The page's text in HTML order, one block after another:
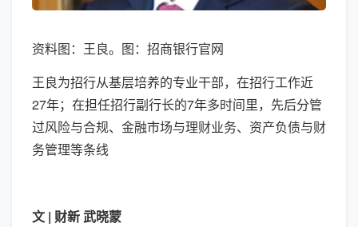
资料图：王良。图：招商银行官网
王良为招行从基层培养的专业干部，在招行工作近
27年；在担任招行副行长的7年多时间里，先后分管
过风险与合规、金融市场与理财业务、资产负债与财
务管理等条线
文 | 财新 武晓蒙